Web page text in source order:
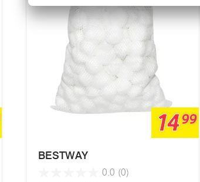
1499
BESTWAY
0.0 (0)